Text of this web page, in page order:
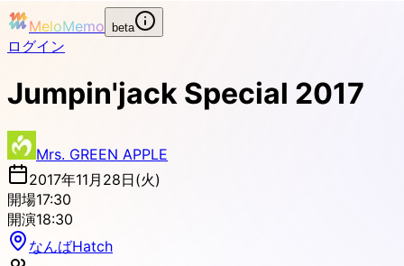
MeloMemo beta
ログイン
Jumpin'jack Special 2017
Mrs. GREEN APPLE
2017年11月28日(火)
開場17:30
開演18:30
なんばHatch